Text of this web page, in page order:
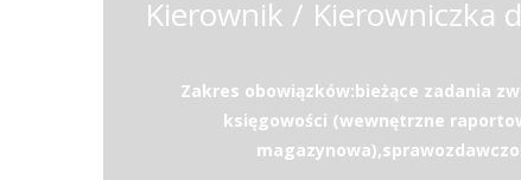
Zakres obowiązków:bieżące zadania
księgowości (wewnętrzne